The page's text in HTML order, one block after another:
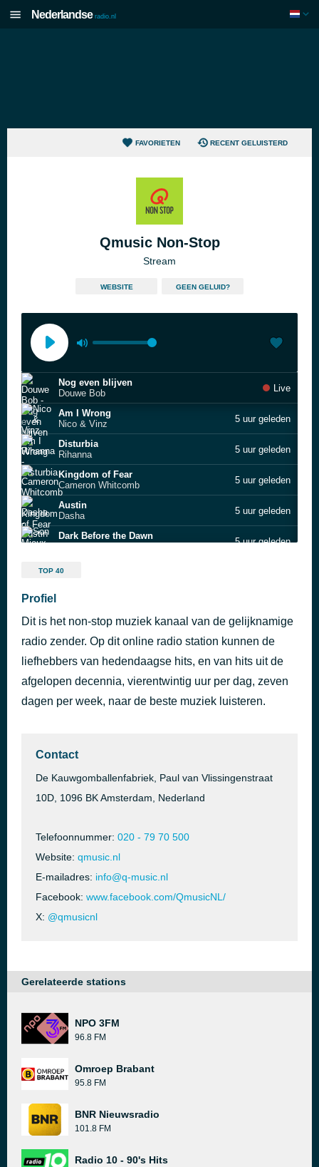
Nederlandse radio.nl
FAVORIETEN RECENT GELUISTERD
Qmusic Non-Stop
Stream
WEBSITE GEEN GELUID?
Nog even blijven
Douwe Bob
Live
Am I Wrong
Nico & Vinz
5 uur geleden
Disturbia
Rihanna
5 uur geleden
Kingdom of Fear
Cameron Whitcomb
5 uur geleden
Austin
Dasha
5 uur geleden
Dark Before the Dawn
5 uur geleden
Drops of Jupiter
FEVER DREAM
Alex Warren
Messy
5 uur geleden
TOP 40
Profiel
Dit is het non-stop muziek kanaal van de gelijknamige
radio zender. Op dit online radio station kunnen de
liefhebbers van hedendaagse hits, en van hits uit de
afgelopen decennia, vierentwintig uur per dag, zeven
dagen per week, naar de beste muziek luisteren.
Contact
De Kauwgomballenfabriek, Paul van Vlissingenstraat
10D, 1096 BK Amsterdam, Nederland
Telefoonnummer: 020 - 79 70 500
Website: qmusic.nl
E-mailadres: info@q-music.nl
Facebook: www.facebook.com/QmusicNL/
X: @qmusicnl
Gerelateerde stations
NPO 3FM
96.8 FM
Omroep Brabant
95.8 FM
BNR Nieuwsradio
101.8 FM
Radio 10 - 90's Hits